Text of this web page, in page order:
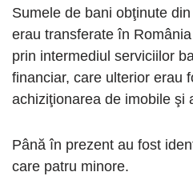
Sumele de bani obţinute
erau transferate în
prin intermediul serviciilor
financiar, care ulterior erau
achiziţionarea de imobile şi
Până în prezent au fost
care patru minore.